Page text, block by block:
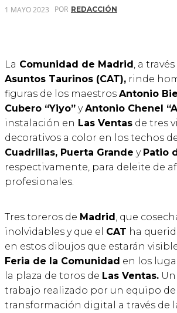
1 MAYO 2023 POR REDACCIÓN
La Comunidad de Madrid , a través
Asuntos Taurinos (CAT), rinde
figuras de los maestros Antonio
Cubero “Yiyo” yAntonio Chenel
instalación en Las Ventas de tres
decorativos a color en los techos
Cuadrillas, Puerta Grande y Patio
respectivamente, para deleite de
profesionales.
Tres toreros de Madrid , que
inolvidables y que el CAT ha
en estos dibujos que estarán
Feria de la Comunidad en los
la plaza de toros de Las Ventas.
trabajo realizado por un equipo de
transformación digital a través de